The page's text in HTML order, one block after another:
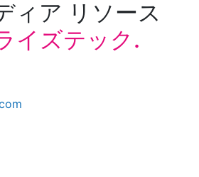
ィア リソース
イズテック.